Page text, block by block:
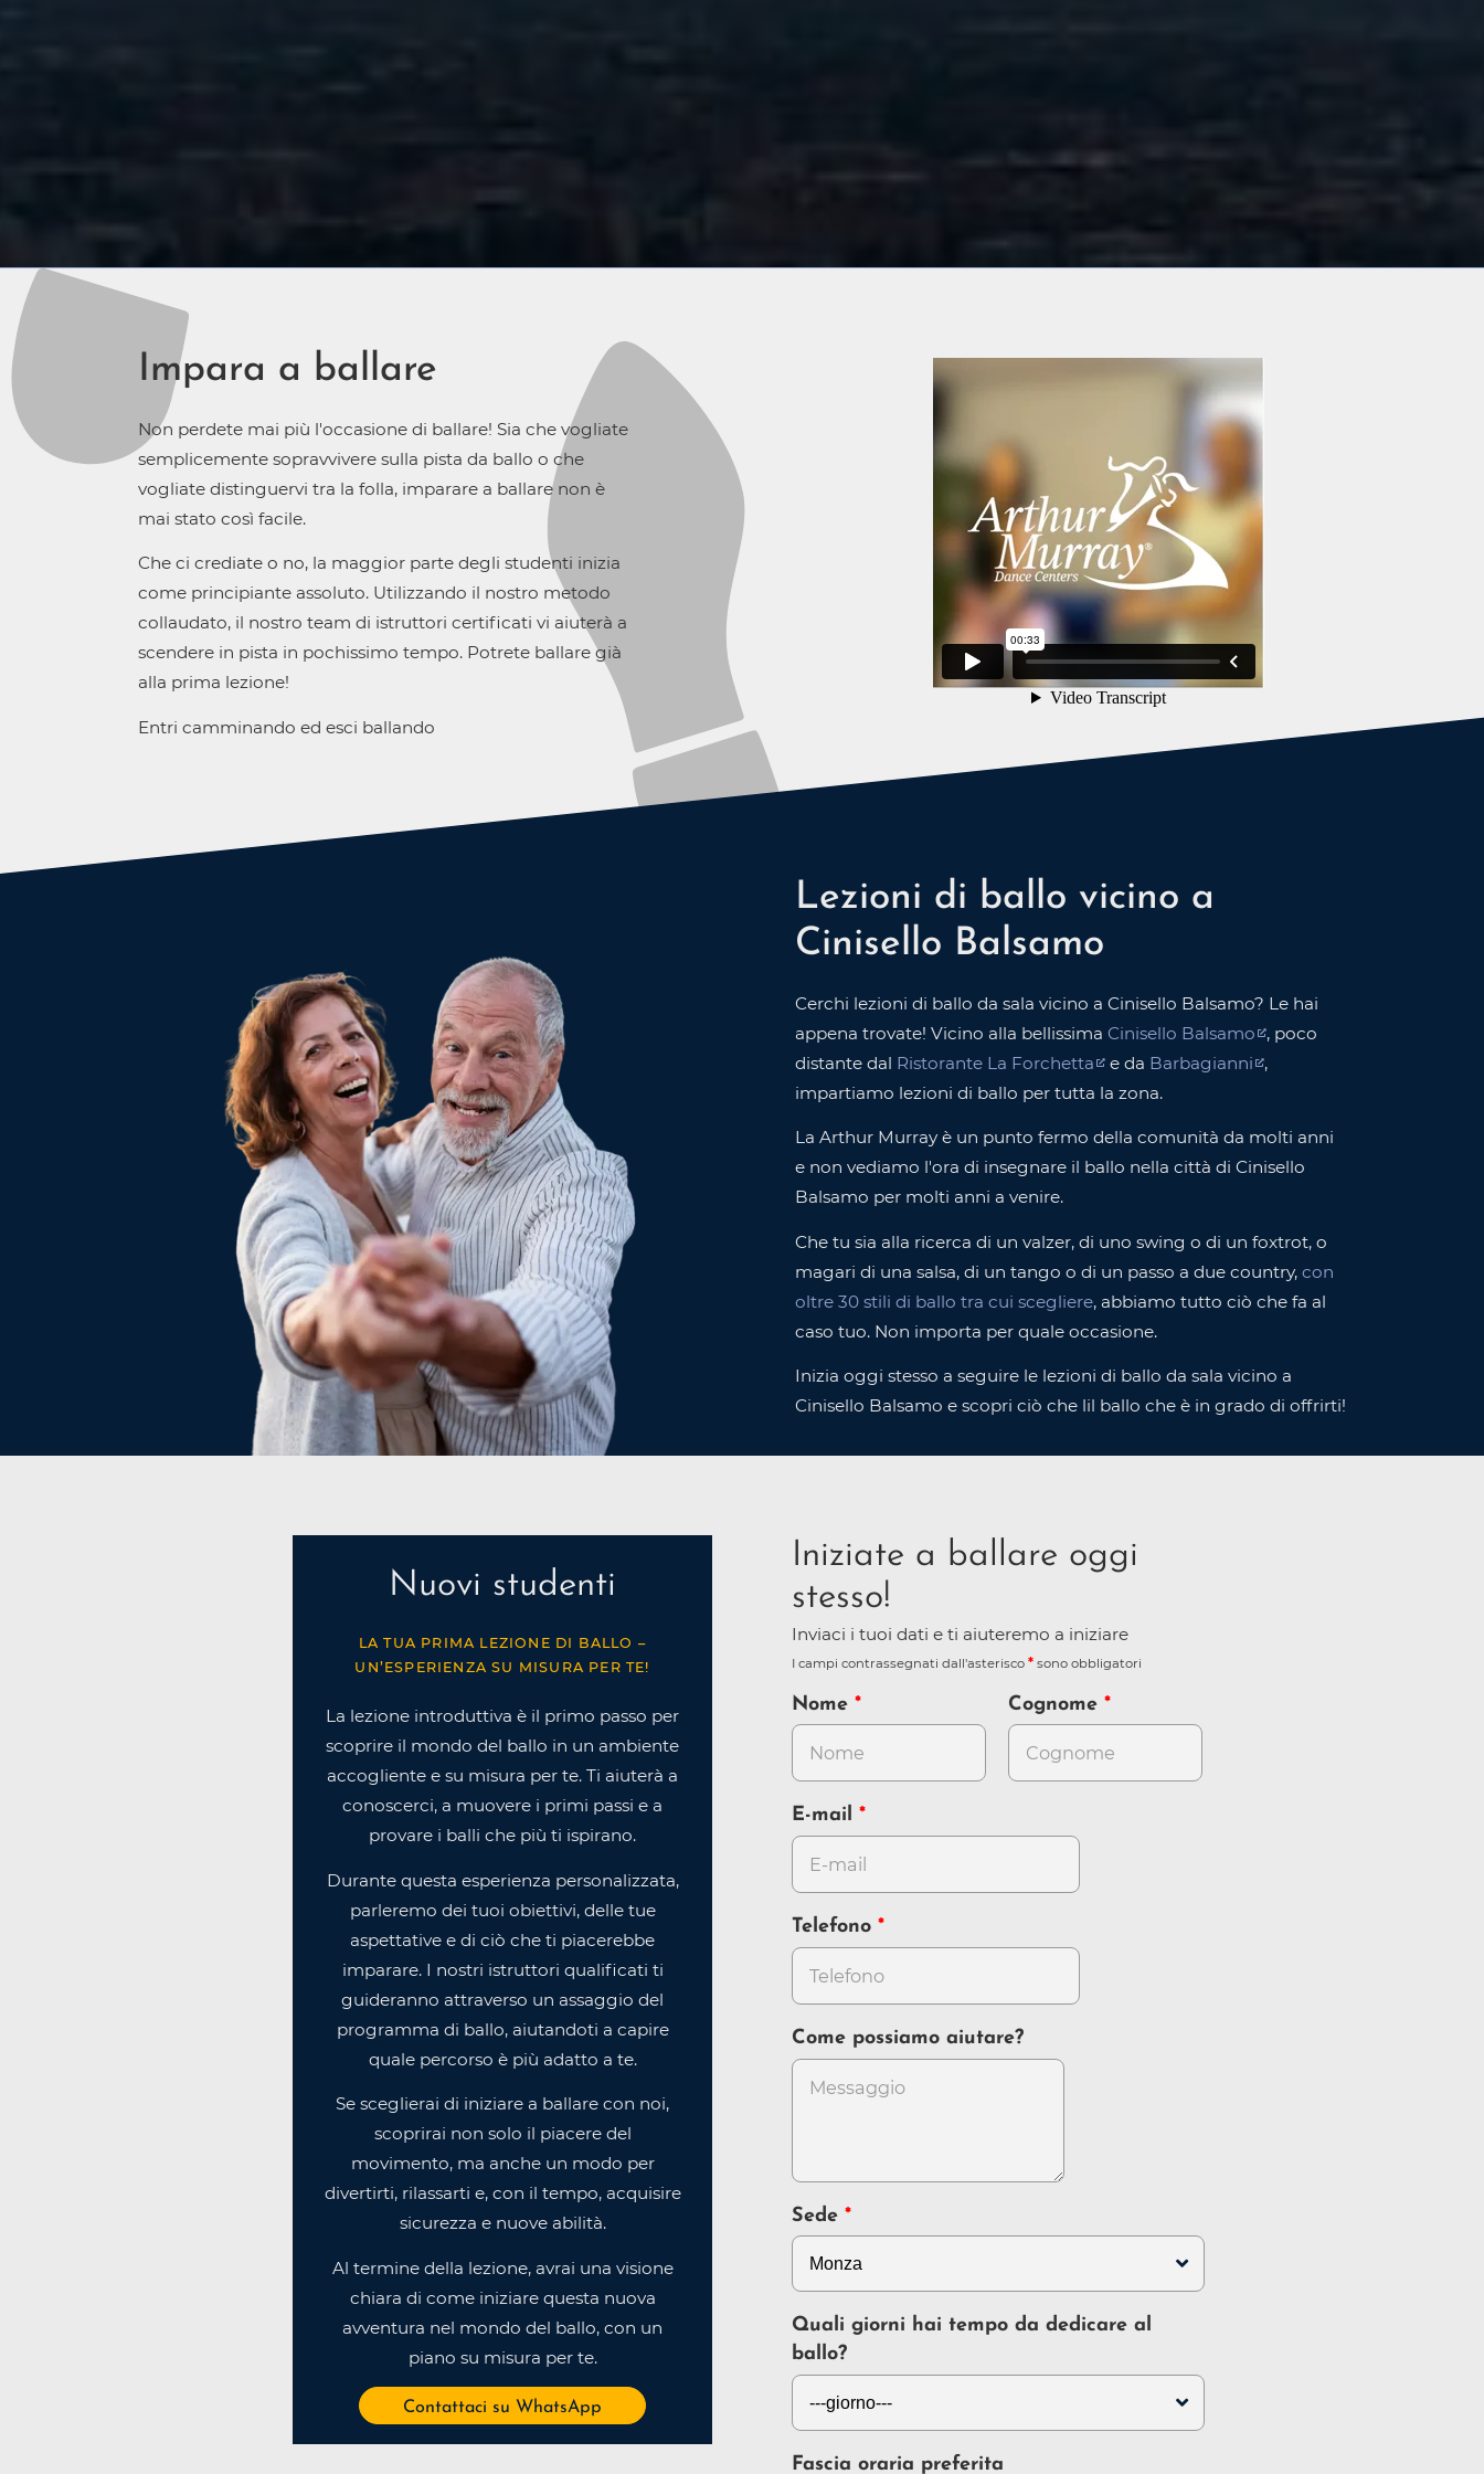
Impara a ballare
Non perdete mai più l'occasione di ballare! Sia che vogliate
semplicemente sopravvivere sulla pista da ballo o che
vogliate distinguervi tra la folla, imparare a ballare non è
mai stato così facile.
Che ci crediate o no, la maggior parte degli studenti inizia
come principiante assoluto. Utilizzando il nostro metodo
collaudato, il nostro team di istruttori certificati vi aiuterà a
scendere in pista in pochissimo tempo. Potrete ballare già
alla prima lezione!
Entri camminando ed esci ballando
Lezioni di ballo vicino a
Cinisello Balsamo
Cerchi lezioni di ballo da sala vicino a Cinisello Balsamo? Le hai
appena trovate! Vicino alla bellissima Cinisello Balsamo
, poco
distante dal Ristorante La Forchetta e da Barbagianni
,
impartiamo lezioni di ballo per tutta la zona.
La Arthur Murray è un punto fermo della comunità da molti anni
e non vediamo l'ora di insegnare il ballo nella città di Cinisello
Balsamo per molti anni a venire.
Che tu sia alla ricerca di un valzer, di uno swing o di un foxtrot, o
magari di una salsa, di un tango o di un passo a due country, con
oltre 30 stili di ballo tra cui scegliere, abbiamo tutto ciò che fa al
caso tuo. Non importa per quale occasione.
Inizia oggi stesso a seguire le lezioni di ballo da sala vicino a
Cinisello Balsamo e scopri ciò che lil ballo che è in grado di offrirti!
Nuovi studenti
LA TUA PRIMA LEZIONE DI BALLO –
UN’ESPERIENZA SU MISURA PER TE!
La lezione introduttiva è il primo passo per
scoprire il mondo del ballo in un ambiente
accogliente e su misura per te. Ti aiuterà a
conoscerci, a muovere i primi passi e a
provare i balli che più ti ispirano.
Durante questa esperienza personalizzata,
parleremo dei tuoi obiettivi, delle tue
aspettative e di ciò che ti piacerebbe
imparare. I nostri istruttori qualificati ti
guideranno attraverso un assaggio del
programma di ballo, aiutandoti a capire
quale percorso è più adatto a te.
Se sceglierai di iniziare a ballare con noi,
scoprirai non solo il piacere del
movimento, ma anche un modo per
divertirti, rilassarti e, con il tempo, acquisire
sicurezza e nuove abilità.
Al termine della lezione, avrai una visione
chiara di come iniziare questa nuova
avventura nel mondo del ballo, con un
piano su misura per te.
Contattaci su WhatsApp
Iniziate a ballare oggi
stesso!
Inviaci i tuoi dati e ti aiuteremo a iniziare
I campi contrassegnati dall'asterisco sono obbligatori
Nome Cognome
E-mail
Telefono
Come possiamo aiutare?
Sede
Quali giorni hai tempo da dedicare al
ballo?
Fascia oraria preferita